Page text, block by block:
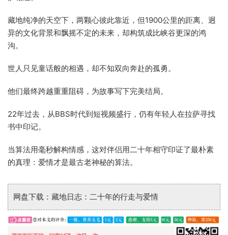
藏地纯净的天空下，两颗心彼此靠近，但1900公里的距离、迥
异的文化背景和飘摇不定的未来，却构筑成比峡谷更深的鸿
沟。
世人只见童话般的相遇，却不知双向奔赴的孤勇。
他们最终跨越重重阻碍，为故事写下完美结局。
22年过去，从BBS时代到短视频盛行，仍有年轻人在拉萨寻找
书中印记。
当算法用毫秒解构情感，这对伴侣用二十年相守印证了最朴素
的真理：爱情才是最古老神秘的算法。
网盘下载：藏地日志：二十年的行走与爱情